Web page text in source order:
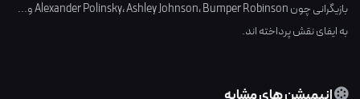
بازیگرانی چون
Alexander Polinsky،Ashley Johnson،Bumper Robinson
و...
به ایفای نقش پرداخته اند.